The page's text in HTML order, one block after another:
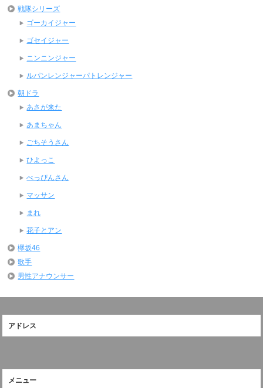
戦隊シリーズ
ゴーカイジャー
ゴセイジャー
ニンニンジャー
ルパンレンジャーパトレンジャー
朝ドラ
あさが来た
あまちゃん
ごちそうさん
ひよっこ
べっぴんさん
マッサン
まれ
花子とアン
欅坂46
歌手
男性アナウンサー
アドレス
メニュー